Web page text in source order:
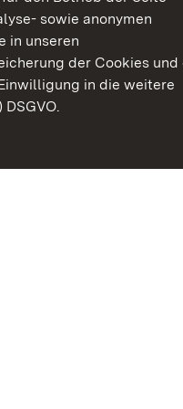
sowie anonymen
in unseren
der Cookies und
in die weitere